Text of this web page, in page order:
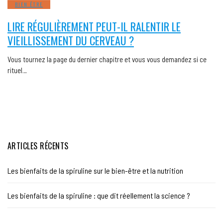
BIEN ÊTRE
LIRE RÉGULIÈREMENT PEUT-IL RALENTIR LE
VIEILLISSEMENT DU CERVEAU ?
Vous tournez la page du dernier chapitre et vous vous demandez si ce
rituel…
ARTICLES RÉCENTS
Les bienfaits de la spiruline sur le bien-être et la nutrition
Les bienfaits de la spiruline : que dit réellement la science ?